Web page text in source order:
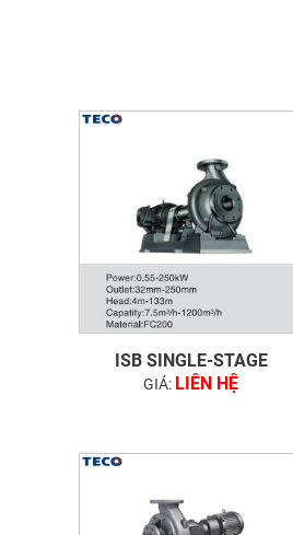
ISB SINGLE-STAGE
GIÁ: LIÊN HỆ